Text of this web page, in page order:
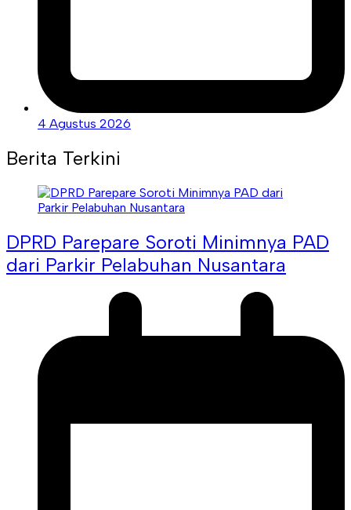
4 Agustus 2026
Berita Terkini
DPRD Parepare Soroti Minimnya PAD
dari Parkir Pelabuhan Nusantara